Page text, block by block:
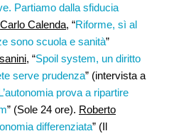
Partiamo dalla sfiducia
Carlo Calenda, “Riforme, sì al
sono scuola e sanità”
, “Spoil system, un diritto
serve prudenza” (intervista a
prova a ripartire
” (Sole 24 ore). Roberto
differenziata” (Il